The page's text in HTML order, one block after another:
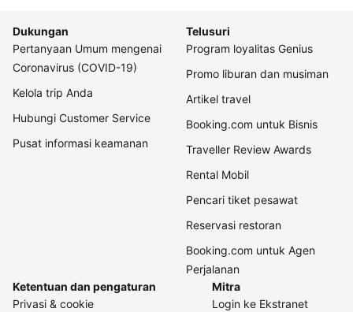
Dukungan
Pertanyaan Umum mengenai
Coronavirus (COVID-19)
Kelola trip Anda
Hubungi Customer Service
Pusat informasi keamanan
Telusuri
Program loyalitas Genius
Promo liburan dan musiman
Artikel travel
Booking.com untuk Bisnis
Traveller Review Awards
Rental Mobil
Pencari tiket pesawat
Reservasi restoran
Booking.com untuk Agen
Perjalanan
Ketentuan dan pengaturan
Privasi & cookie
Mitra
Login ke Ekstranet